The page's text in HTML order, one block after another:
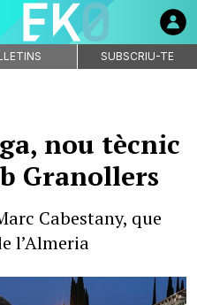
SUBSCRIU-TE
nou tècnic
Granollers
Cabestany, que
l’Almeria